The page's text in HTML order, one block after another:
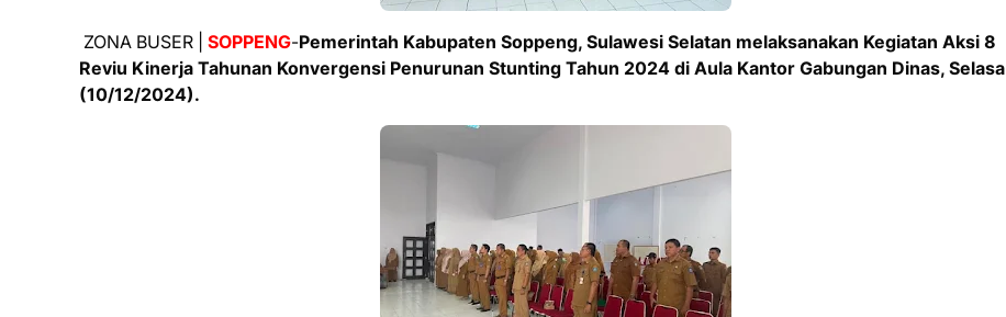
ZONA BUSER | SOPPENG-Pemerintah Kabupaten Soppeng, Sulawesi Selatan melaksanakan Kegiatan Aksi 8
Reviu Kinerja Tahunan Konvergensi Penurunan Stunting Tahun 2024 di Aula Kantor Gabungan Dinas, Selasa
(10/12/2024).